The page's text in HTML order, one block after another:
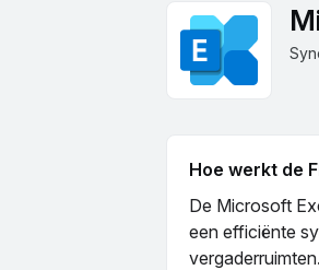
Hoe werkt
De Microsoft
een efficiënte